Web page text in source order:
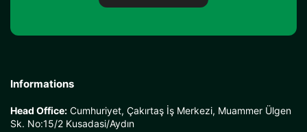
Informations
Head Office: Cumhuriyet, Çakırtaş İş Merkezi, Muammer Ülgen
Sk. No:15/2 Kusadasi/Aydın